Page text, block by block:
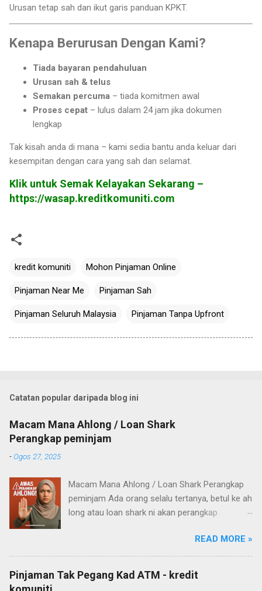
Urusan tetap sah dan ikut garis panduan KPKT.
Kenapa Berurusan Dengan Kami?
Tiada bayaran pendahuluan
Urusan sah & telus
Semakan percuma – tiada komitmen awal
Proses cepat – lulus dalam 24 jam jika dokumen
lengkap
Tak kisah anda di mana – kami sedia bantu anda keluar dari
kesempitan dengan cara yang sah dan selamat.
Klik untuk Semak Kelayakan Sekarang –
https://wasap.kreditkomuniti.com
kredit komuniti Mohon Pinjaman Online
Pinjaman Near Me Pinjaman Sah
Pinjaman Seluruh Malaysia Pinjaman Tanpa Upfront
Catatan popular daripada blog ini
Macam Mana Ahlong / Loan Shark
Perangkap peminjam
-Ogos 27, 2025
Macam Mana Ahlong / Loan Shark Perangkap
peminjam Ada orang selalu tertanya, betul ke ah
long atau loan shark ni akan perangkap
aniaya orang yang pinjam? Untuk jawab
persoalan tu, saya cuba baca pengalaman
ramai orang di media sosial – dan akhirnya
saya sendiri buat satu “experiment” kecil.
READ MORE »
Pinjaman Tak Pegang Kad ATM - kredit